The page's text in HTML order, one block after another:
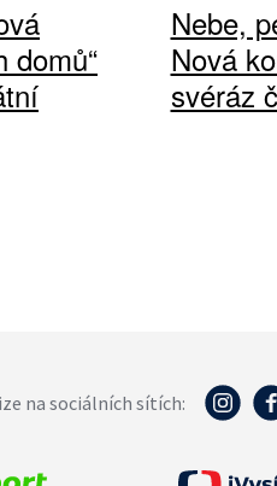
domů“
Nebe,
Nová
svéráz
na sociálních sítích: